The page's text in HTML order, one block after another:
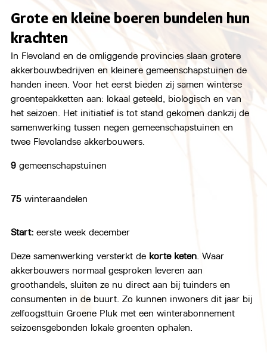
Grote en kleine boeren bundelen hun
krachten
In Flevoland en de omliggende provincies slaan grotere
akkerbouwbedrijven en kleinere gemeenschapstuinen de
handen ineen. Voor het eerst bieden zij samen winterse
groentepakketten aan: lokaal geteeld, biologisch en van
het seizoen. Het initiatief is tot stand gekomen dankzij de
samenwerking tussen negen gemeenschapstuinen en
twee Flevolandse akkerbouwers.
9 gemeenschapstuinen
75 winteraandelen
Start: eerste week december
Deze samenwerking versterkt de korte keten . Waar
akkerbouwers normaal gesproken leveren aan
groothandels, sluiten ze nu direct aan bij tuinders en
consumenten in de buurt. Zo kunnen inwoners dit jaar bij
zelfoogsttuin Groene Pluk met een winterabonnement
seizoensgebonden lokale groenten ophalen.